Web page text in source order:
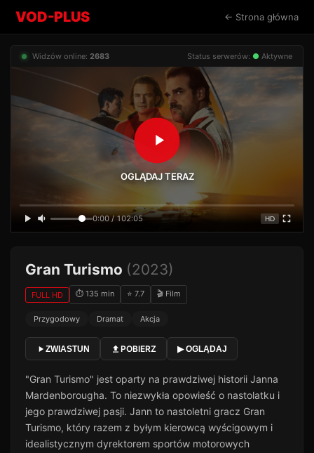
VOD-PLUS ← Strona główna
Widzów online: 2683 Status serwerów: ● Aktywne
OGLĄDAJ TERAZ
0:00 / 102:05 HD
Gran Turismo (2023)
FULL HD ⏱ 135 min ⭐ 7.7 🎬 Film
Przygodowy Dramat Akcja
ZWIASTUN POBIERZ ▶ OGLĄDAJ
"Gran Turismo" jest oparty na prawdziwej historii Janna
Mardenborougha. To niezwykła opowieść o nastolatku i
jego prawdziwej pasji. Jann to nastoletni gracz Gran
Turismo, który razem z byłym kierowcą wyścigowym i
idealistycznym dyrektorem sportów motorowych